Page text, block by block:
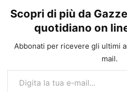
Scopri di più da
quotidiano on
Abbonati per ricevere gli ultimi
mail.
Digita la tua e-mail...